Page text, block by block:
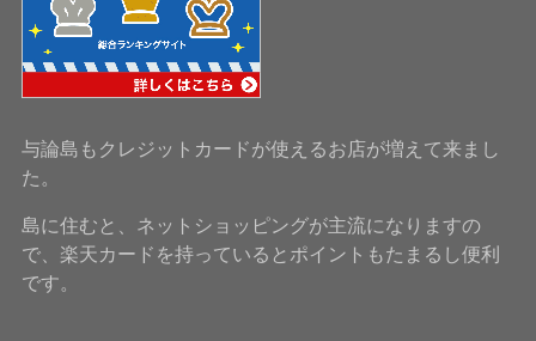
与論島もクレジットカードが使えるお店が増えて来まし
た。
島に住むと、ネットショッピングが主流になりますの
で、楽天カードを持っているとポイントもたまるし便利
です。